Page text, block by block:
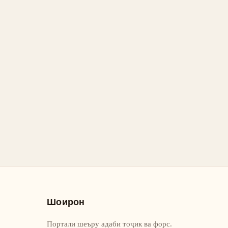
Шоирон
Портали шеъру адаби тоҷик ва форс.